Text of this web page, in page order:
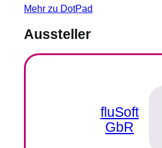
Mehr zu DotPad
Aussteller
fluSoft
GbR